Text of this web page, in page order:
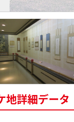
地詳細データ